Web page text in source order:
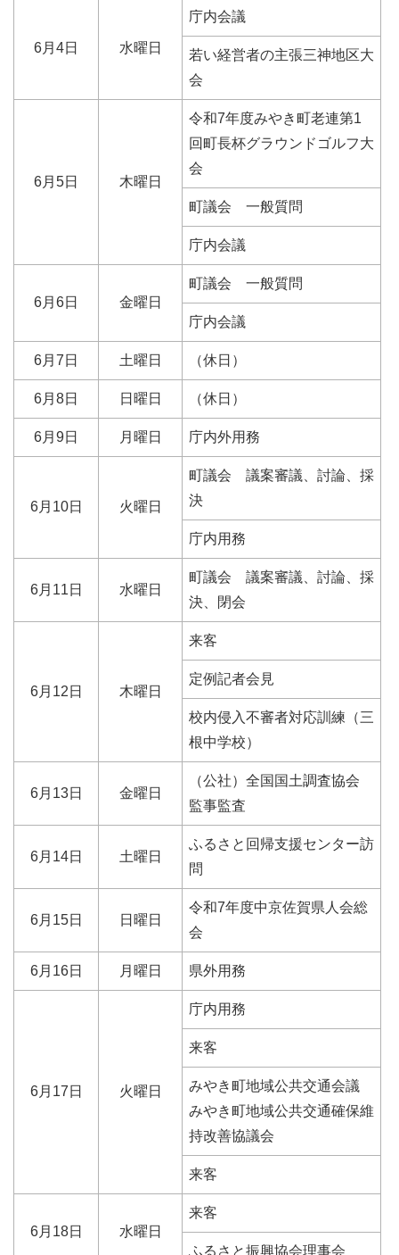
6月4日 水曜日
庁内会議
若い経営者の主張三神地区大
会
6月5日 木曜日
令和7年度みやき町老連第1
回町長杯グラウンドゴルフ大
会
町議会 一般質問
庁内会議
6月6日 金曜日
町議会 一般質問
庁内会議
6月7日 土曜日 （休日）
6月8日 日曜日 （休日）
6月9日 月曜日 庁内外用務
6月10日 火曜日
町議会 議案審議、討論、採
決
庁内用務
6月11日 水曜日
町議会 議案審議、討論、採
決、閉会
6月12日 木曜日
来客
定例記者会見
校内侵入不審者対応訓練（三
根中学校）
6月13日 金曜日
（公社）全国国土調査協会
監事監査
6月14日 土曜日
ふるさと回帰支援センター訪
問
6月15日 日曜日
令和7年度中京佐賀県人会総
会
6月16日 月曜日 県外用務
6月17日 火曜日
庁内用務
来客
みやき町地域公共交通会議
みやき町地域公共交通確保維
持改善協議会
来客
6月18日 水曜日
来客
ふるさと振興協会理事会